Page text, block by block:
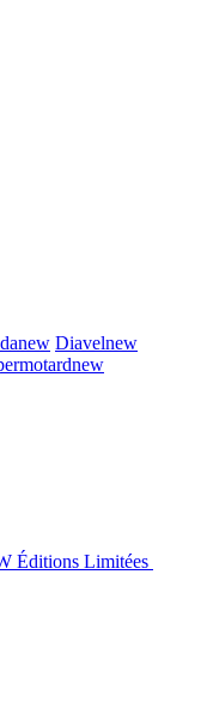
new Diavelnew
new
Éditions Limitées